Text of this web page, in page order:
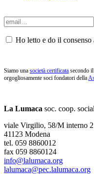
Ho letto e do il
Siamo una società certificata secondo
orgogliosamente soci fondatori della
La Lumaca soc. coop.
viale Virgilio, 58/M interno 2
41123 Modena
tel. 059 8860012
fax 059 8860124
info@lalumaca.org
lalumaca@pec.lalumaca.org